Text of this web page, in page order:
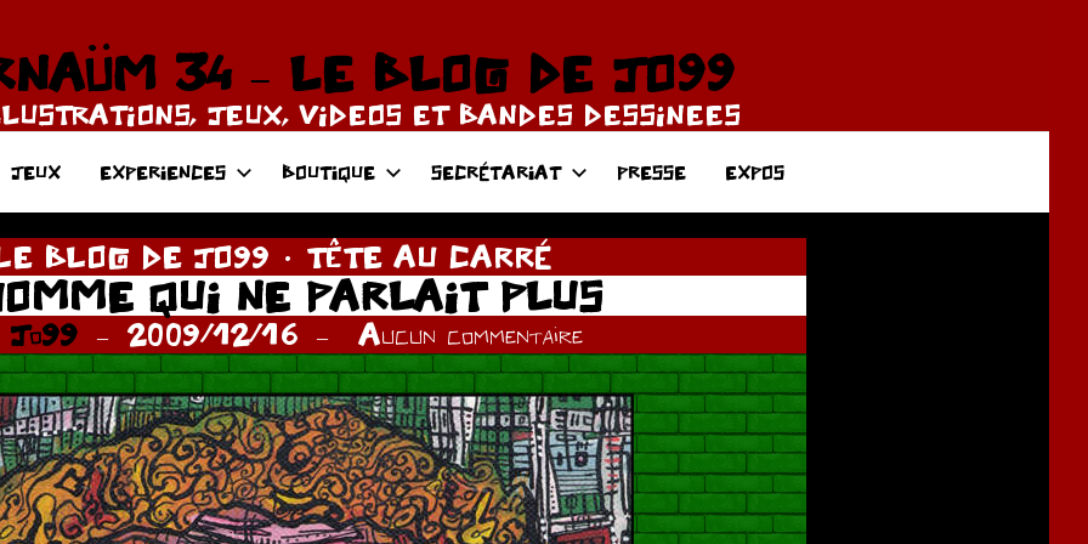
34 – LE BLOG DE JO99
JEUX, VIDEOS ET BANDES DESSINEES
JEUX EXPERIENCES BOUTIQUE SECRÉTARIAT PRESSE EXPOS
BLOG DE JO99 TÊTE AU CARRÉ
QUI NE PARLAIT PLUS
Jo99 2009/12/16 Aucun commentaire